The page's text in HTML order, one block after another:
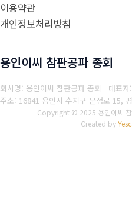
이용약관
개인정보처리방침
용인이씨 참판공파 종회
회사명: 용인이씨 참판공파 종회 대표
주소: 16841 용인시 수지구 문정로 15,
Copyright © 2025 용인이씨
Created by